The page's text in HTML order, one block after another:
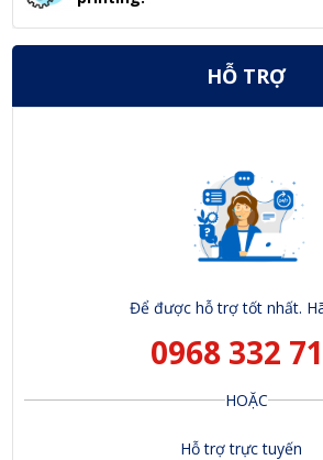
HỖ TRỢ
Để được hỗ trợ tốt nhất.
0968 332
HOẶC
Hỗ trợ trực tuyến